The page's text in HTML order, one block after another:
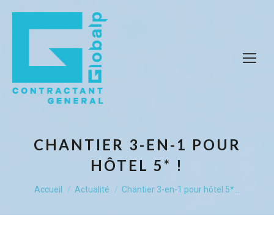
CHANTIER 3-EN-1 POUR
HÔTEL 5* !
Vous êtes ici :
Accueil Actualité Chantier 3-en-1 pour hôtel 5*…